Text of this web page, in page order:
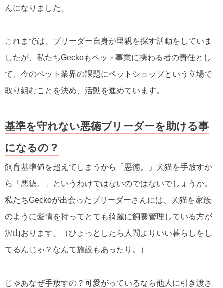
んになりました。
これまでは、ブリーダー自身が里親を探す活動をしていま
したが、私たちGeckoもペット事業に携わる者の責任とし
て、今のペット業界の課題にペットショップという立場で
取り組むことを決め、活動を進めています。
基準を守れない悪徳ブリーダーを助ける事
になるの？
飼育基準値を超えてしまうから「悪徳。」犬猫を手放すか
ら「悪徳。」というわけではないのではないでしょうか。
私たちGeckoが出会ったブリーダーさんには、犬猫を家族
のように愛情を持ってとても綺麗に飼養管理している方が
沢山おります。（ひょっとしたら人間よりいい暮らしをし
てるんじゃ？なんて施設もあったり。）
じゃあなぜ手放すの？可愛がっているなら他人に引き渡さ